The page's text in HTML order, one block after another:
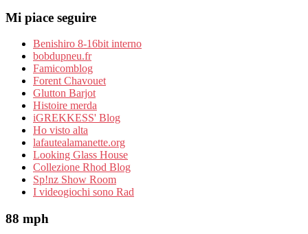
Mi piace seguire
Benishiro 8-16bit interno
bobdupneu.fr
Famicomblog
Forent Chavouet
Glutton Barjot
Histoire merda
iGREKKESS' Blog
Ho visto alta
lafautealamanette.org
Looking Glass House
Collezione Rhod Blog
Sp!nz Show Room
I videogiochi sono Rad
88 mph